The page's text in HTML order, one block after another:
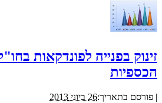
זינוק בפנייה לפונדקאות
הכספיות
| פורסם בתאריך:26 ביוני 2013